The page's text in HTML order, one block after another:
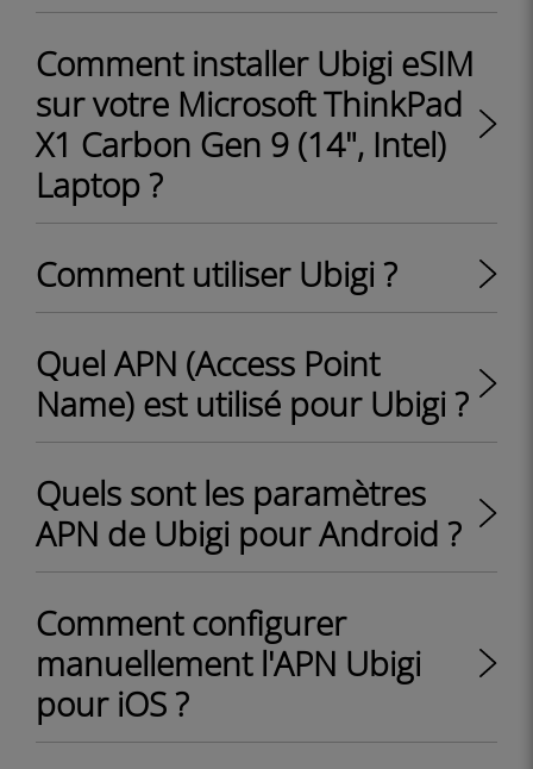
Comment installer Ubigi eSIM
sur votre Microsoft ThinkPad
X1 Carbon Gen 9 (14", Intel)
Laptop ?
Comment utiliser Ubigi ?
Quel APN (Access Point
Name) est utilisé pour Ubigi ?
Quels sont les paramètres
APN de Ubigi pour Android ?
Comment configurer
manuellement l'APN Ubigi
pour iOS ?